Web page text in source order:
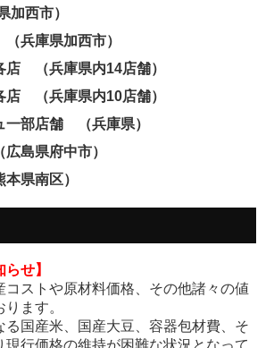
加西市）
兵庫県加西市）
店 （兵庫県内14店舗）
店 （兵庫県内10店舗）
一部店舗 （兵庫県）
島県府中市）
県南区）
せ】
コストや原材料価格、その他諸々の値
ります。
る国産米、国産大豆、容器包材費、そ